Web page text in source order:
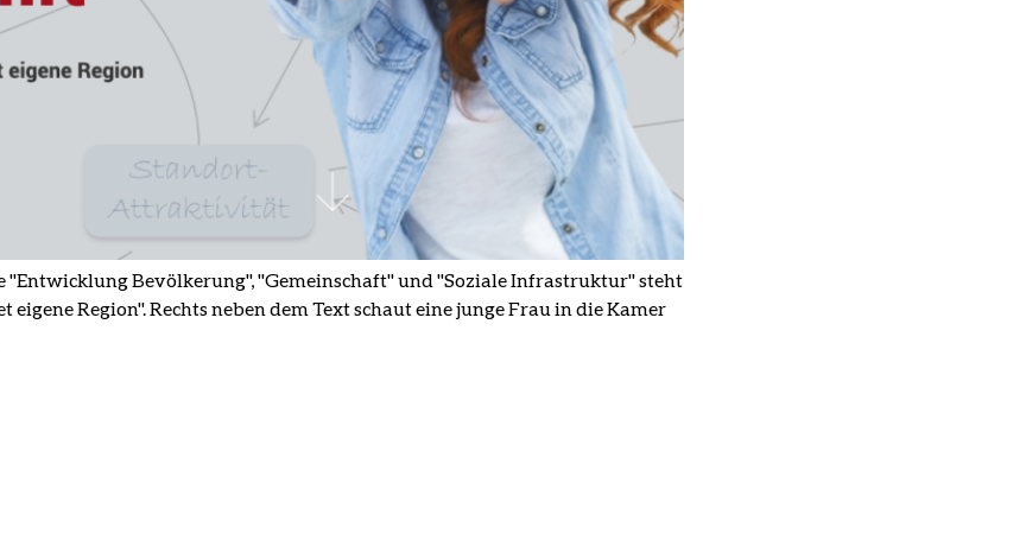
Bevölkerung", "Gemeinschaft" und "Soziale Infrastruktur" steht
Region". Rechts neben dem Text schaut eine junge Frau in die Kamer